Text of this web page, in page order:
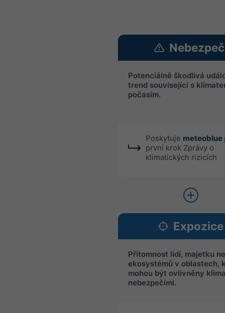
Potenciálně škodlivá
trend související s
počasím.
Poskytuje meteoblue
první krok Zprávy o
klimatických rizicích
Expozice
Přítomnost lidí, majetku
ekosystémů v oblastech,
mohou být ovlivněny
nebezpečími.